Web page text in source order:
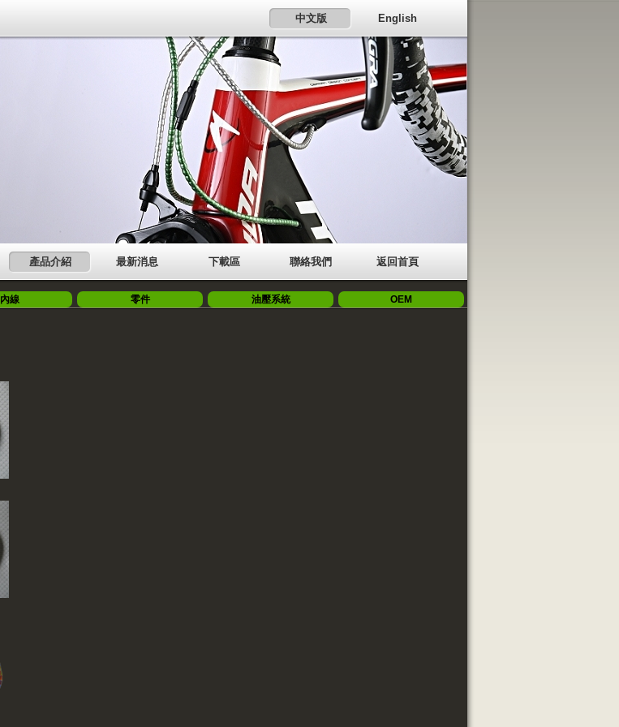
English
中文版
返回首頁
聯絡我們
下載區
最新消息
產品介紹
內線 零件 油壓系統 OEM